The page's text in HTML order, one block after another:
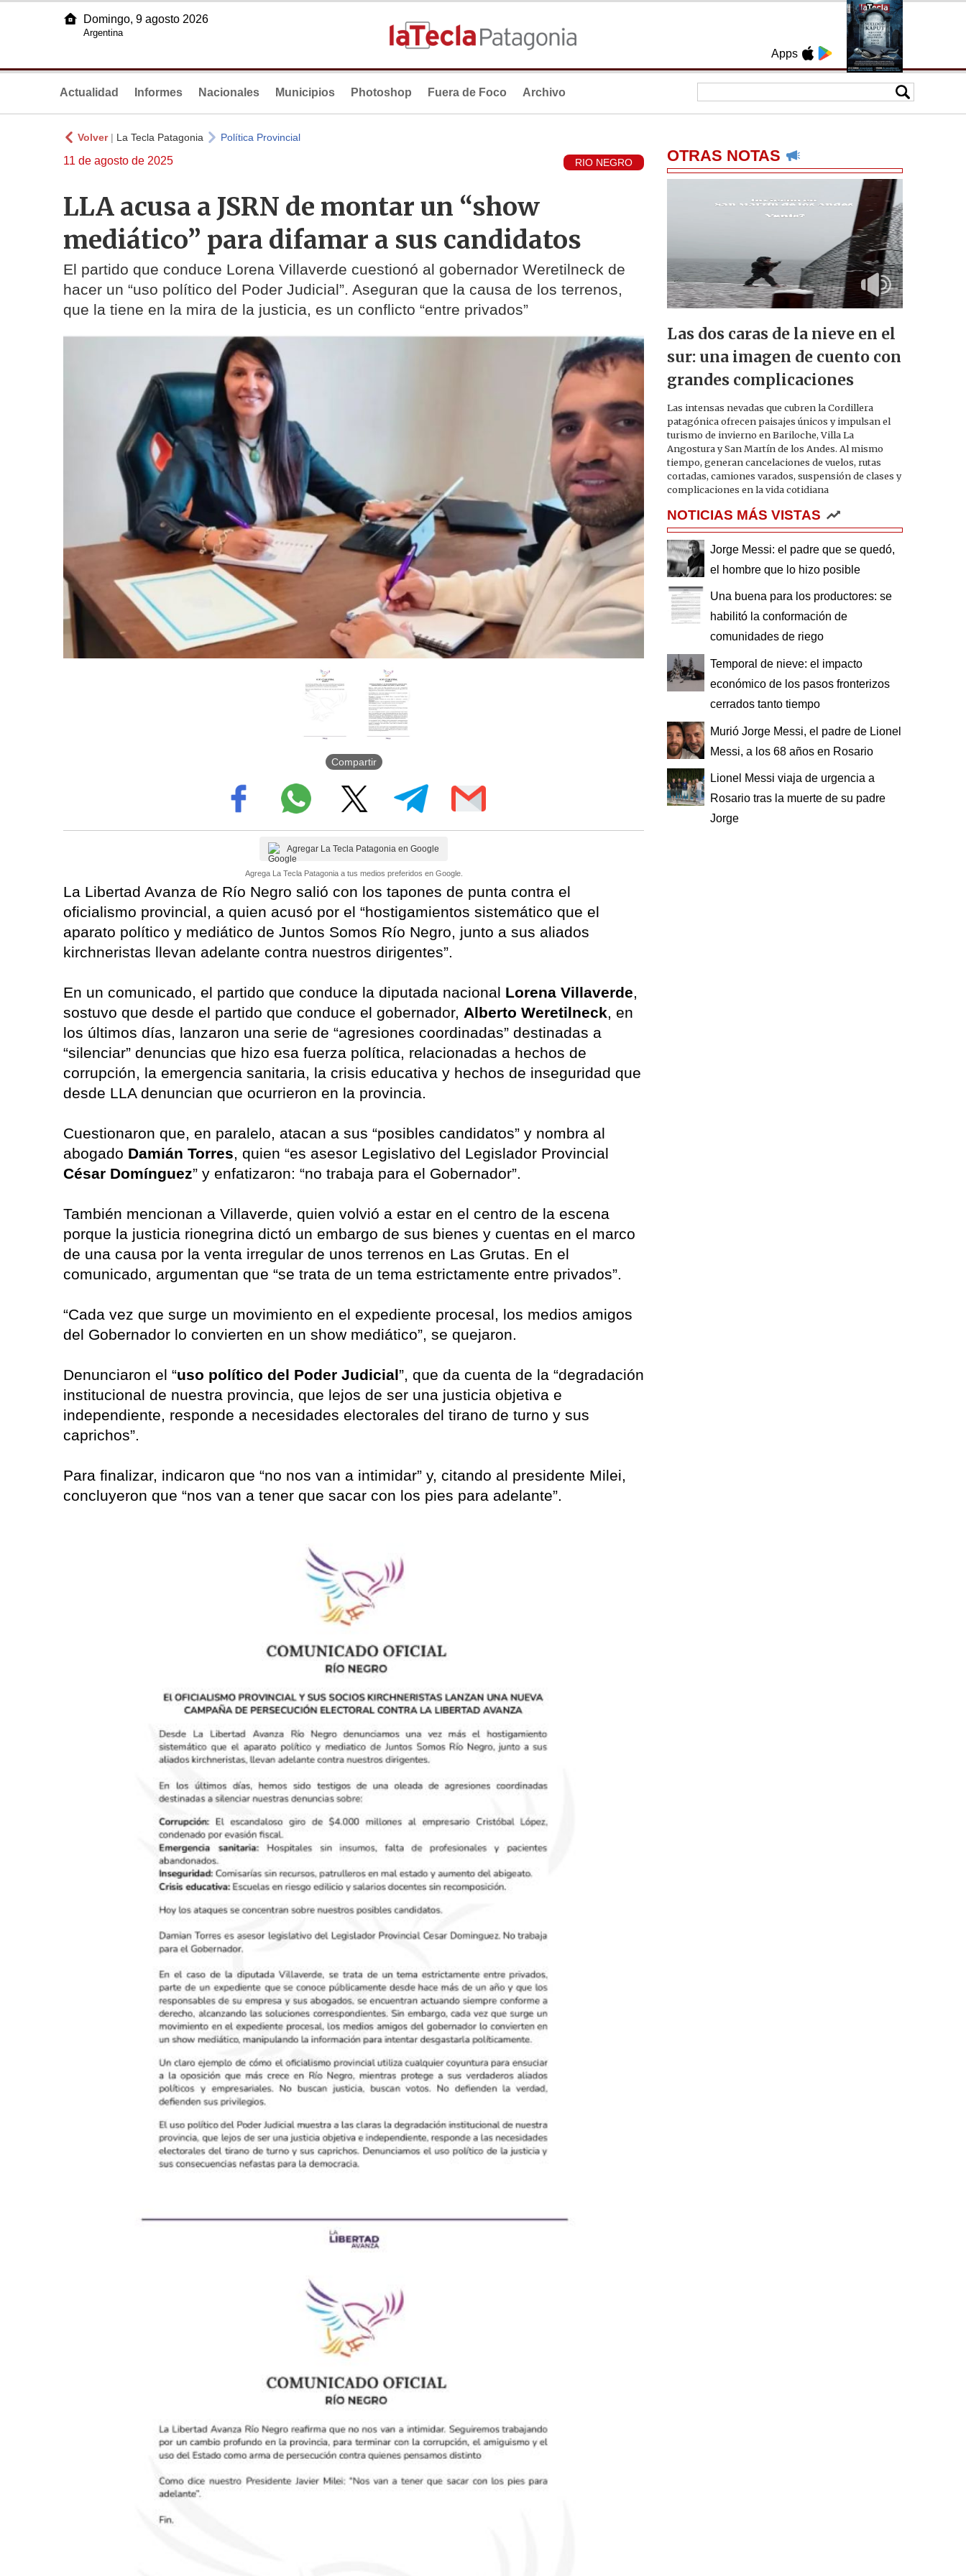
Apps
Domingo, 9 agosto 2026
Argentina
Actualidad Informes Nacionales Municipios Photoshop Fuera de Foco Archivo
Volver| La Tecla Patagonia Política Provincial
11 de agosto de 2025 RIO NEGRO
LLA acusa a JSRN de montar un “show
mediático” para difamar a sus candidatos
El partido que conduce Lorena Villaverde cuestionó al gobernador Weretilneck de
hacer un “uso político del Poder Judicial”. Aseguran que la causa de los terrenos,
que la tiene en la mira de la justicia, es un conflicto “entre privados”
Compartir
Agregar La Tecla Patagonia en Google
Agrega La Tecla Patagonia a tus medios preferidos en Google.
La Libertad Avanza de Río Negro salió con los tapones de punta contra el
oficialismo provincial, a quien acusó por el “hostigamientos sistemático que el
aparato político y mediático de Juntos Somos Río Negro, junto a sus aliados
kirchneristas llevan adelante contra nuestros dirigentes”.
En un comunicado, el partido que conduce la diputada nacional Lorena Villaverde,
sostuvo que desde el partido que conduce el gobernador, Alberto Weretilneck, en
los últimos días, lanzaron una serie de “agresiones coordinadas” destinadas a
“silenciar” denuncias que hizo esa fuerza política, relacionadas a hechos de
corrupción, la emergencia sanitaria, la crisis educativa y hechos de inseguridad que
desde LLA denuncian que ocurrieron en la provincia.
Cuestionaron que, en paralelo, atacan a sus “posibles candidatos” y nombra al
abogado Damián Torres, quien “es asesor Legislativo del Legislador Provincial
César Domínguez” y enfatizaron: “no trabaja para el Gobernador”.
También mencionan a Villaverde, quien volvió a estar en el centro de la escena
porque la justicia rionegrina dictó un embargo de sus bienes y cuentas en el marco
de una causa por la venta irregular de unos terrenos en Las Grutas. En el
comunicado, argumentan que “se trata de un tema estrictamente entre privados”.
“Cada vez que surge un movimiento en el expediente procesal, los medios amigos
del Gobernador lo convierten en un show mediático”, se quejaron.
Denunciaron el “uso político del Poder Judicial”, que da cuenta de la “degradación
institucional de nuestra provincia, que lejos de ser una justicia objetiva e
independiente, responde a necesidades electorales del tirano de turno y sus
caprichos”.
Para finalizar, indicaron que “no nos van a intimidar” y, citando al presidente Milei,
concluyeron que “nos van a tener que sacar con los pies para adelante”.
OTRAS NOTAS
Las dos caras de la nieve en el
sur: una imagen de cuento con
grandes complicaciones
Las intensas nevadas que cubren la Cordillera
patagónica ofrecen paisajes únicos y impulsan el
turismo de invierno en Bariloche, Villa La
Angostura y San Martín de los Andes. Al mismo
tiempo, generan cancelaciones de vuelos, rutas
cortadas, camiones varados, suspensión de clases y
complicaciones en la vida cotidiana
NOTICIAS MÁS VISTAS
Jorge Messi: el padre que se quedó,
el hombre que lo hizo posible
Una buena para los productores: se
habilitó la conformación de
comunidades de riego
Temporal de nieve: el impacto
económico de los pasos fronterizos
cerrados tanto tiempo
Murió Jorge Messi, el padre de Lionel
Messi, a los 68 años en Rosario
Lionel Messi viaja de urgencia a
Rosario tras la muerte de su padre
Jorge